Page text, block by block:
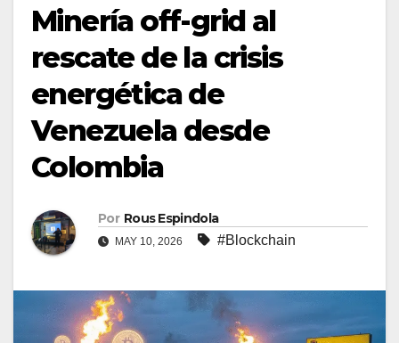
Minería off-grid al
rescate de la crisis
energética de
Venezuela desde
Colombia
Por Rous Espindola
MAY 10, 2026 #Blockchain